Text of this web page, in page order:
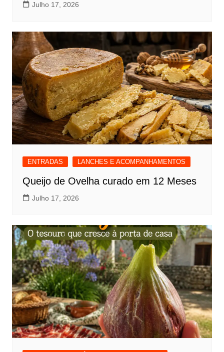
Julho 17, 2026
ENTRADAS LANCHES E ACOMPANHAMENTOS
Queijo de Ovelha curado em 12 Meses
Julho 17, 2026